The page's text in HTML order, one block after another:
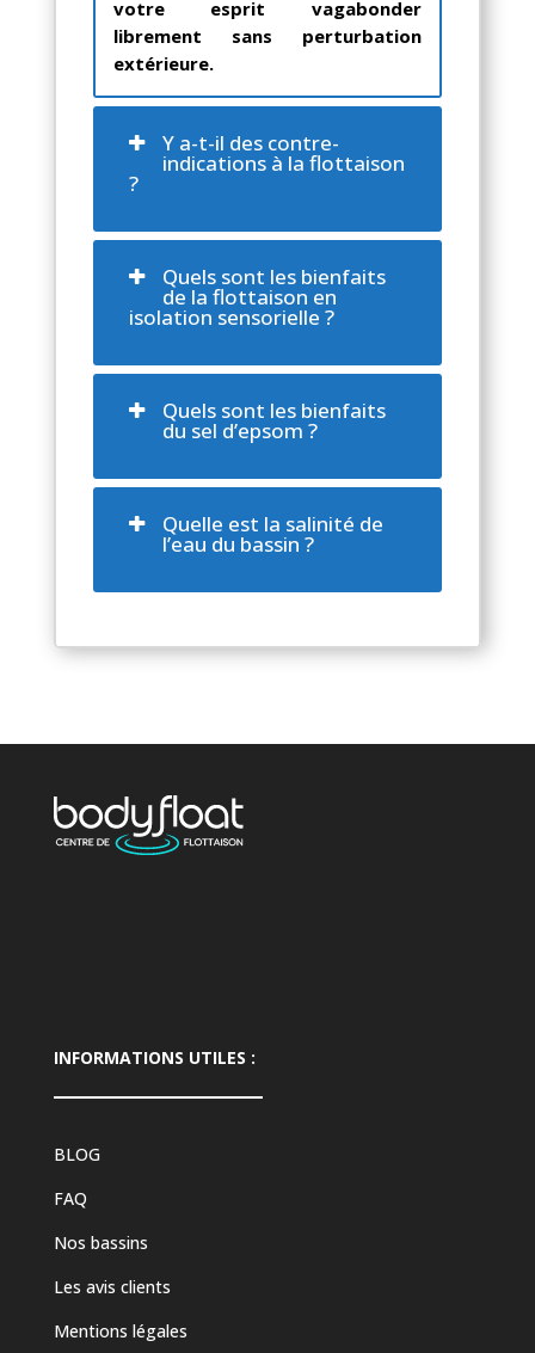
votre esprit vagabonder
librement sans perturbation
extérieure.
Y a-t-il des contre-
indications à la flottaison
?
Quels sont les bienfaits
de la flottaison en
isolation sensorielle ?
Quels sont les bienfaits
du sel d’epsom ?
Quelle est la salinité de
l’eau du bassin ?
INFORMATIONS UTILES :
BLOG
FAQ
Nos bassins
Les avis clients
Mentions légales